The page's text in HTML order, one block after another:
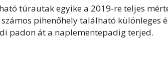
túrautak egyike a 2019-re teljes
pihenőhely található különleges
padon át a naplementepadig terjed.